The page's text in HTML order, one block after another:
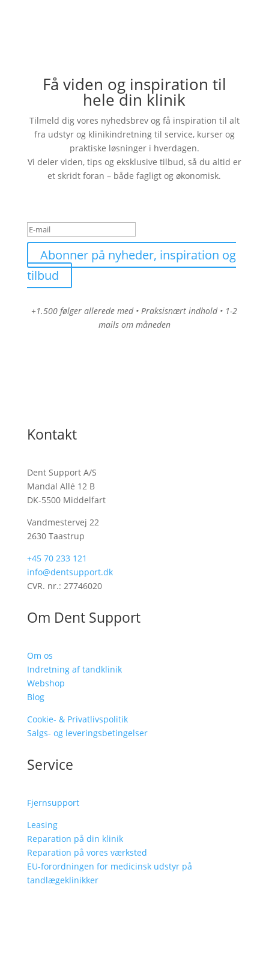
Få viden og inspiration til
hele din klinik
Tilmeld dig vores nyhedsbrev og få inspiration til alt
fra udstyr og klinikindretning til service, kurser og
praktiske løsninger i hverdagen.
Vi deler viden, tips og eksklusive tilbud, så du altid er
et skridt foran – både fagligt og økonomisk.
Abonner på nyheder, inspiration og
tilbud
+1.500 følger allerede med • Praksisnært indhold • 1-2
mails om måneden
Kontakt
Dent Support A/S
Mandal Allé 12 B
DK-5500 Middelfart
Vandmestervej 22
2630 Taastrup
+45 70 233 121
info@dentsupport.dk
CVR. nr.: 27746020
Om Dent Support
Om os
Indretning af tandklinik
Webshop
Blog
Cookie- & Privatlivspolitik
Salgs- og leveringsbetingelser
Service
Fjernsupport
Leasing
Reparation på din klinik
Reparation på vores værksted
EU-forordningen for medicinsk udstyr på
tandlægeklinikker